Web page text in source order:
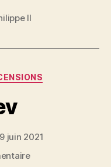
II
9 juin 2021
sur